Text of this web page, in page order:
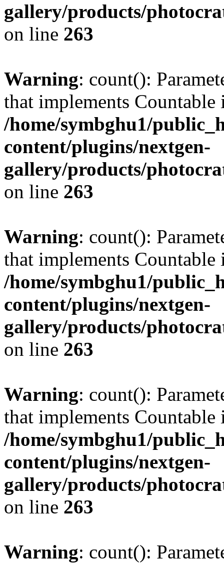
gallery/products/
on line 263
Warning: count():
that implements Countable
/home/symbghu1/
content/plugins/nextgen-
gallery/products/
on line 263
Warning: count():
that implements Countable
/home/symbghu1/
content/plugins/nextgen-
gallery/products/
on line 263
Warning: count():
that implements Countable
/home/symbghu1/
content/plugins/nextgen-
gallery/products/
on line 263
Warning: count():